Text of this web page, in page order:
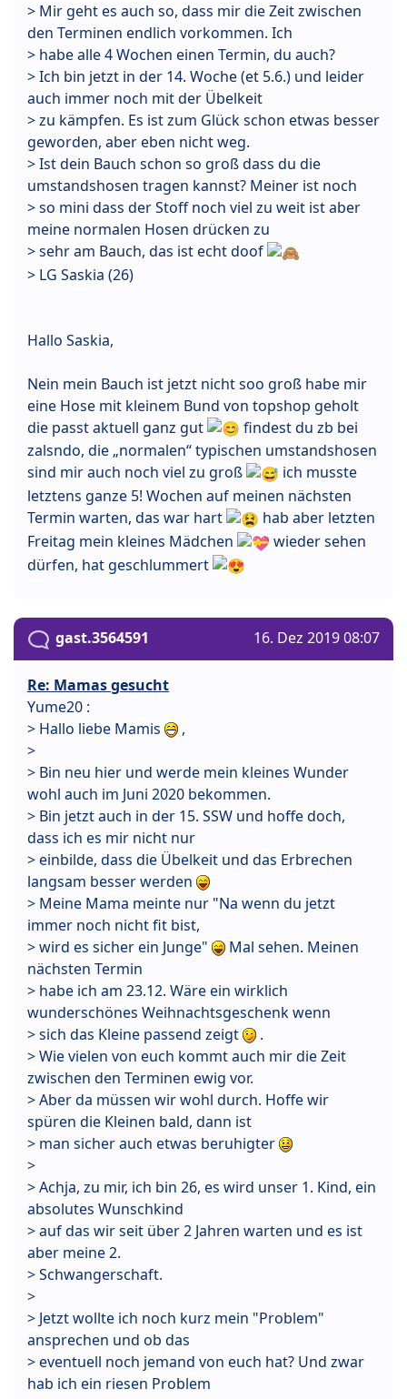
> Mir geht es auch so, dass mir die Zeit zwischen
den Terminen endlich vorkommen. Ich
> habe alle 4 Wochen einen Termin, du auch?
> Ich bin jetzt in der 14. Woche (et 5.6.) und leider
auch immer noch mit der Übelkeit
> zu kämpfen. Es ist zum Glück schon etwas besser
geworden, aber eben nicht weg.
> Ist dein Bauch schon so groß dass du die
umstandshosen tragen kannst? Meiner ist noch
> so mini dass der Stoff noch viel zu weit ist aber
meine normalen Hosen drücken zu
> sehr am Bauch, das ist echt doof
> LG Saskia (26)
Hallo Saskia,
Nein mein Bauch ist jetzt nicht soo groß habe mir
eine Hose mit kleinem Bund von topshop geholt
die passt aktuell ganz gut
findest du zb bei
zalsndo, die „normalen“ typischen umstandshosen
sind mir auch noch viel zu groß
ich musste
letztens ganze 5! Wochen auf meinen nächsten
Termin warten, das war hart
hab aber letzten
Freitag mein kleines Mädchen
wieder sehen
dürfen, hat geschlummert
gast.3564591 16. Dez 2019 08:07
Re: Mamas gesucht
Yume20 :
> Hallo liebe Mamis
,
>
> Bin neu hier und werde mein kleines Wunder
wohl auch im Juni 2020 bekommen.
> Bin jetzt auch in der 15. SSW und hoffe doch,
dass ich es mir nicht nur
> einbilde, dass die Übelkeit und das Erbrechen
langsam besser werden
> Meine Mama meinte nur "Na wenn du jetzt
immer noch nicht fit bist,
> wird es sicher ein Junge"
Mal sehen. Meinen
nächsten Termin
> habe ich am 23.12. Wäre ein wirklich
wunderschönes Weihnachtsgeschenk wenn
> sich das Kleine passend zeigt
.
> Wie vielen von euch kommt auch mir die Zeit
zwischen den Terminen ewig vor.
> Aber da müssen wir wohl durch. Hoffe wir
spüren die Kleinen bald, dann ist
> man sicher auch etwas beruhigter
>
> Achja, zu mir, ich bin 26, es wird unser 1. Kind, ein
absolutes Wunschkind
> auf das wir seit über 2 Jahren warten und es ist
aber meine 2.
> Schwangerschaft.
>
> Jetzt wollte ich noch kurz mein "Problem"
ansprechen und ob das
> eventuell noch jemand von euch hat? Und zwar
hab ich ein riesen Problem